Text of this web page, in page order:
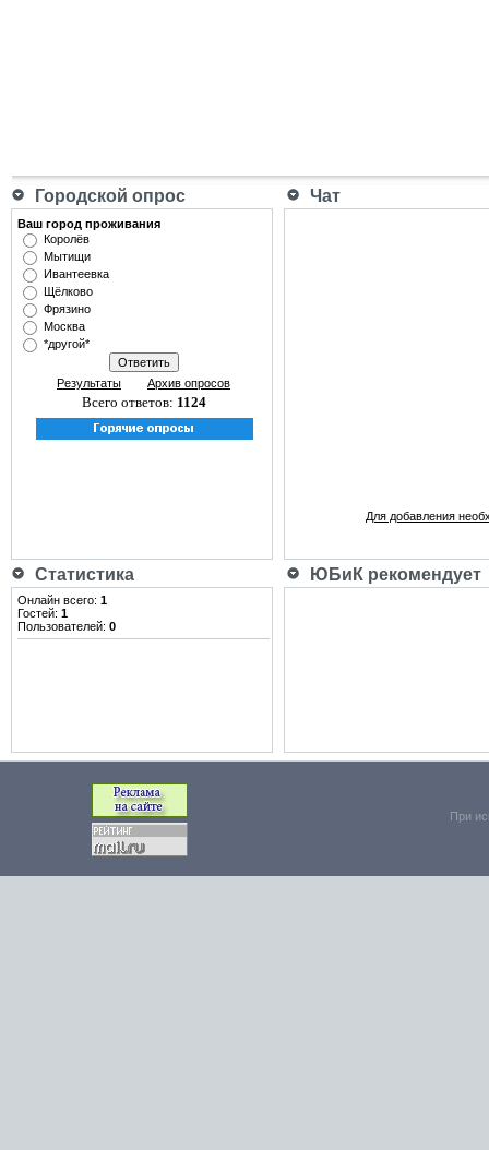
Городской опрос Чат
Ваш город проживания
Королёв
Мытищи
Ивантеевка
Щёлково
Фрязино
Москва
*другой*
Результаты Архив опросов
Всего ответов: 1124
Для добавления
Статистика ЮБиК рекомендует
Онлайн всего: 1
Гостей: 1
Пользователей: 0
При